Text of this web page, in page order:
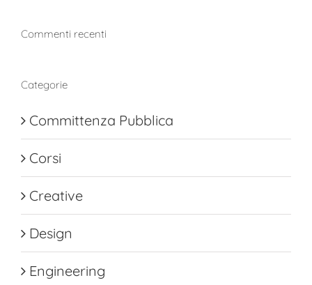
Commenti recenti
Categorie
Committenza Pubblica
Corsi
Creative
Design
Engineering